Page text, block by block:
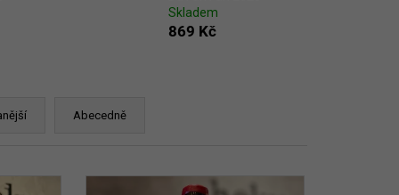
Skladem
869 Kč
Abecedně